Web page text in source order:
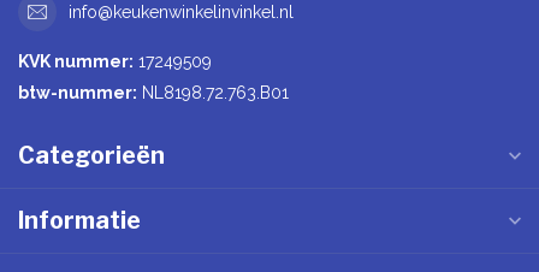
info@keukenwinkelinvinkel.nl
KVK nummer: 17249509
btw-nummer: NL8198.72.763.B01
Categorieën
Informatie